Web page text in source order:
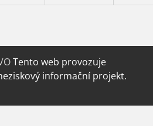
Tento web provozuje
informační projekt.